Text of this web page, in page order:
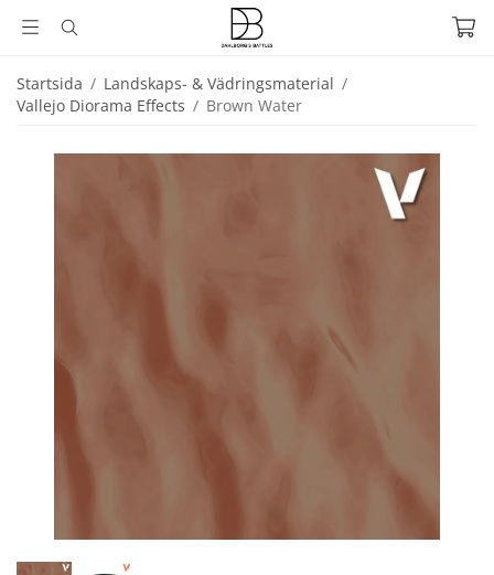
Startsida / Landskaps- & Vädringsmaterial /
Vallejo Diorama Effects / Brown Water